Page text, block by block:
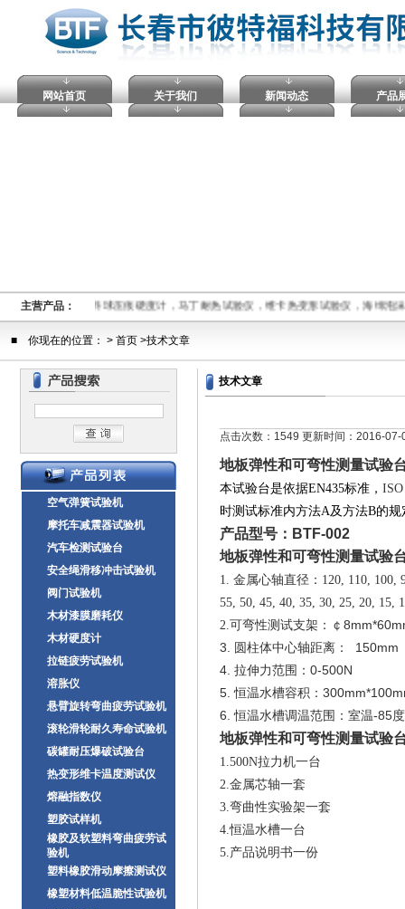
网站首页 关于我们 新闻动态 产品
主营产品：
击穿试验仪，塑料球压痕硬度计，马丁耐热试验仪，维卡热变形试验仪，海绵泡
■ 你现在的位置： > 首页 >技术文章
空气弹簧试验机
摩托车减震器试验机
汽车检测试验台
安全绳滑移冲击试验机
阀门试验机
木材漆膜磨耗仪
木材硬度计
拉链疲劳试验机
溶胀仪
悬臂旋转弯曲疲劳试验机
滚轮滑轮耐久寿命试验机
碳罐耐压爆破试验台
热变形维卡温度测试仪
熔融指数仪
塑胶试样机
橡胶及软塑料弯曲疲劳试
验机
塑料橡胶滑动摩擦测试仪
橡塑材料低温脆性试验机
技术文章
点击次数：1549 更新时间：2016-07-
地板弹性和可弯性测量试验
本试验台是依据EN435标准， ISO
时测试标准内方法A及方法B的规
产品型号：BTF-002
地板弹性和可弯性测量试验
1. 金属心轴直径：120, 110, 100,
55, 50, 45, 40, 35, 30, 25, 20, 15,
2.可弯性测试支架：￠
3.
圆柱体中心轴距离：
150mm
4. 拉伸力范围： 0-500N
5.恒温水槽容积：
6.恒温水槽调温范围：室温-85
地板弹性和可弯性测量试验
1.500N拉力机一台
2.金属芯轴一套
3.弯曲性实验架一套
4.恒温水槽一台
5.产品说明书一份